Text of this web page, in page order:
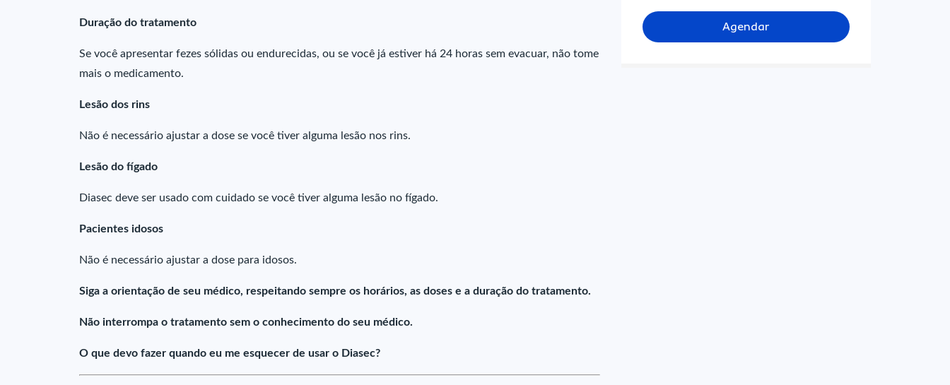
Duração do tratamento
Se você apresentar fezes sólidas ou endurecidas, ou se você já estiver há 24 horas sem evacuar, não tome
mais o medicamento.
Lesão dos rins
Não é necessário ajustar a dose se você tiver alguma lesão nos rins.
Lesão do fígado
Diasec deve ser usado com cuidado se você tiver alguma lesão no fígado.
Pacientes idosos
Não é necessário ajustar a dose para idosos.
Siga a orientação de seu médico, respeitando sempre os horários, as doses e a duração do tratamento.
Não interrompa o tratamento sem o conhecimento do seu médico.
O que devo fazer quando eu me esquecer de usar o Diasec?
Agendar